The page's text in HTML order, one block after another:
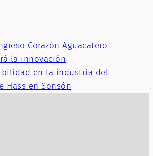
Corazón Aguacatero
la innovación
en la industria del
Hass en Sonsón